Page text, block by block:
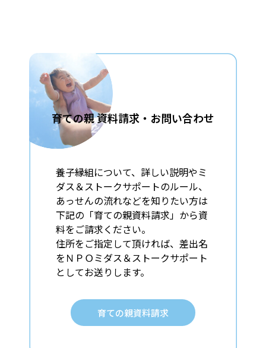
育ての親 資料請求・お問い合わせ
養⼦縁組について、詳しい説明やミ
ダス＆ストークサポートのルール、
あっせんの流れなどを知りたい⽅は
下記の「育ての親資料請求」から資
料をご請求ください。
住所をご指定して頂ければ、差出名
をＮＰＯミダス＆ストークサポート
としてお送りします。
育ての親資料請求